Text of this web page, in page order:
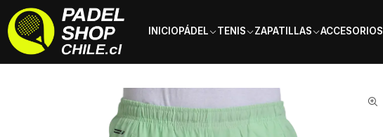
INICIOPÁDEL TENIS ZAPATILLAS ACCESORIOS
Inicio Ropa Hombre Shorts